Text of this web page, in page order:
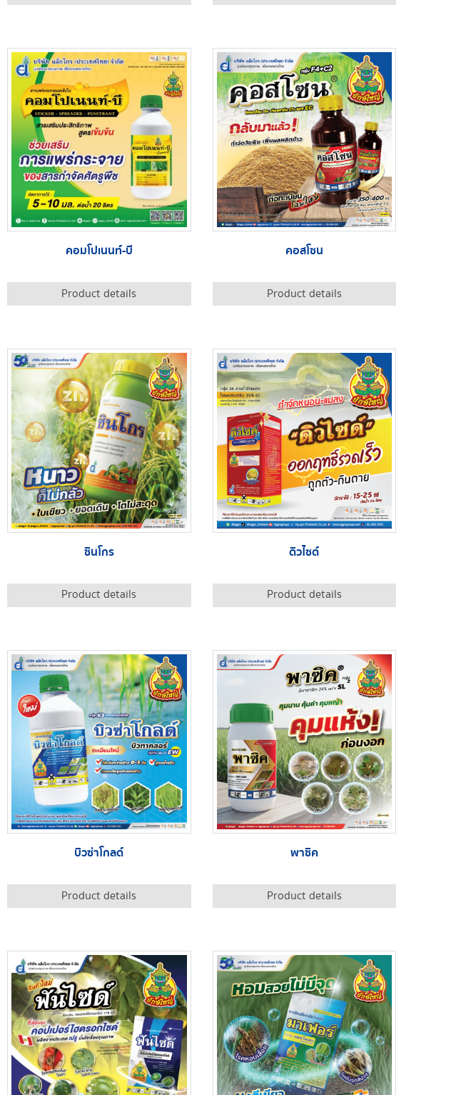
คอมโปเนนท์-บี
Product details
คอสโซน
Product details
ซินโกร
Product details
ดิวไซด์
Product details
บิวซ่าโกลด์
Product details
พาซิค
Product details